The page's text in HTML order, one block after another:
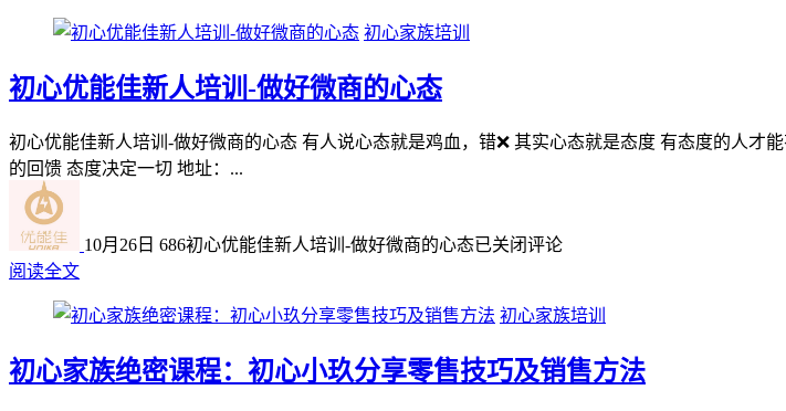
初心家族培训
初心优能佳新人培训-做好微商的心态
初心优能佳新人培训-做好微商的心态 有人说心态就是鸡血，错❌ 其实心态就是态度 有态度的人
的回馈 态度决定一切 地址：...
10月26日 686初心优能佳新人培训-做好微商的心态已关闭评论
阅读全文
初心家族培训
初心家族绝密课程：初心小玖分享零售技巧及销售方法